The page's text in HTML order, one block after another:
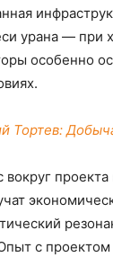
урана — при
особенно
Тортев:
с проектом